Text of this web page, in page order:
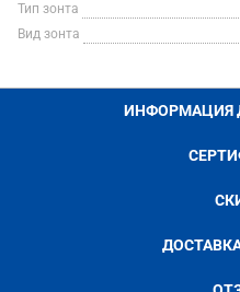
Тип зонта
Вид зонта
ИНФОРМАЦИЯ